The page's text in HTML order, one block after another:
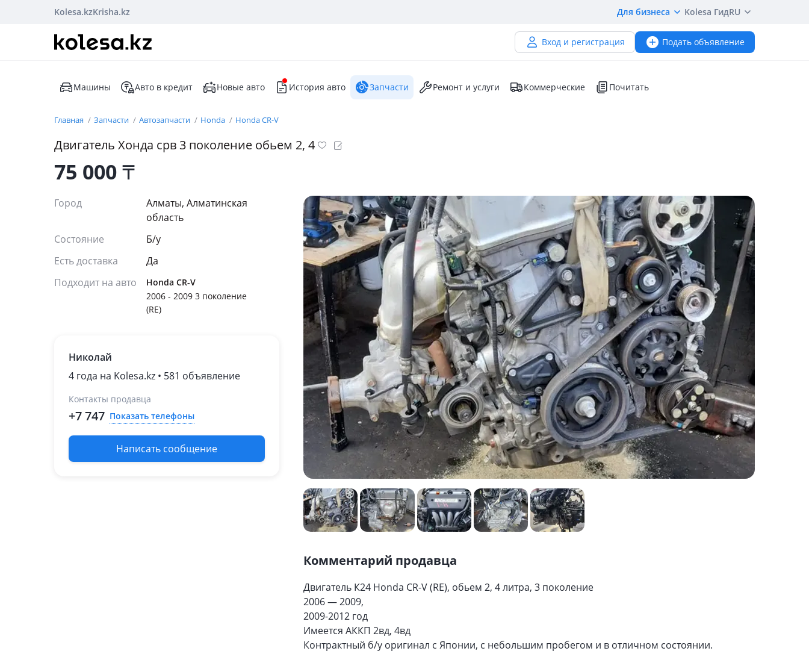
Kolesa.kzKrisha.kz Для бизнеса Kolesa ГидRU
Вход и регистрация Подать объявление
Машины Авто в кредит Новые авто История авто Запчасти Ремонт и услуги Коммерческие Почитать
Главная Запчасти Автозапчасти Honda Honda CR-V
Двигатель Хонда срв 3 поколение обьем 2, 4
75 000₸
Город
Алматы, Алматинская
область
Состояние
Б/y
Есть доставка
Да
Подходит на авто
Honda CR-V
2006 - 2009 3 поколение
(RE)
Николай
4 года на Kolesa.kz • 581 объявление
Контакты продавца
+7 747 Показать телефоны
Написать сообщение
Комментарий продавца
Двигатель К24 Honda CR-V (RE), обьем 2, 4 литра, 3 поколение
2006 — 2009,
2009-2012 год
Имеется АККП 2вд, 4вд
Контрактный б/у оригинал с Японии, с небольшим пробегом и в отличном состоянии.